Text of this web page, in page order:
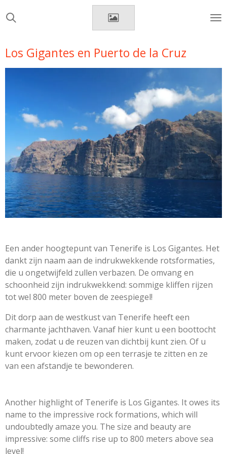
al
principal
Los Gigantes en Puerto de la Cruz
Een ander hoogtepunt van Tenerife is Los Gigantes. Het
dankt zijn naam aan de indrukwekkende rotsformaties,
die u ongetwijfeld zullen verbazen. De omvang en
schoonheid zijn indrukwekkend: sommige kliffen rijzen
tot wel 800 meter boven de zeespiegel!
Dit dorp aan de westkust van Tenerife heeft een
charmante jachthaven. Vanaf hier kunt u een boottocht
maken, zodat u de reuzen van dichtbij kunt zien. Of u
kunt ervoor kiezen om op een terrasje te zitten en ze
van een afstandje te bewonderen.
Another highlight of Tenerife is Los Gigantes. It owes its
name to the impressive rock formations, which will
undoubtedly amaze you. The size and beauty are
impressive: some cliffs rise up to 800 meters above sea
level!